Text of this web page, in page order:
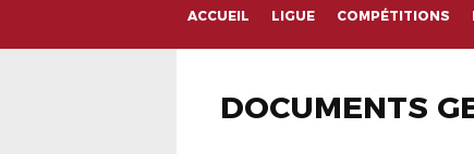
ACCUEIL LIGUE COMPÉTITIONS
DOCUMENTS